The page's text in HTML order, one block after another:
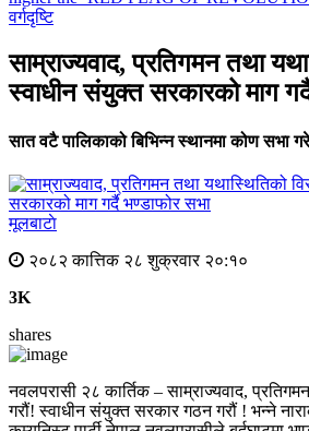
वर्गदृष्टि
साम्राज्यवाद, प्रतिगमन तथा
स्वाधीन संयुक्त सरकारको माग
सात वटै पालिकाको बिभिन्न स्थानमा कोण सभा
मूलबाटाे
२०८२ कात्तिक २८ शुक्रवार २०:१०
3K
shares
नवलपरासी २८ कार्तिक – साम्राज्यवाद,
गरौं! स्वाधीन संयुक्त सरकार गठन गरौं ! भन्ने